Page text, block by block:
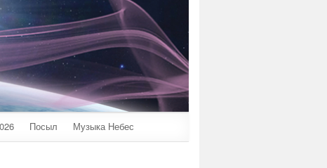
Посыл Музыка Небес